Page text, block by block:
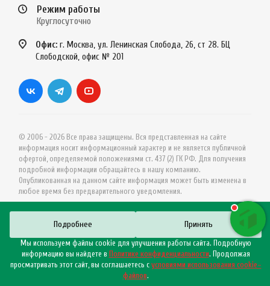
Режим работы
Круглосуточно
Офис: г. Москва, ул. Ленинская Слобода, 26, ст 28. БЦ
Слободской, офис № 201
© 2006 - 2026 Все права защищены. Вся представленная на сайте
информация носит информационный характер и не является публичной
офертой, определяемой положениями ст. 437 (2) ГК РФ. Для получения
подробной информации обращайтесь в нашу компанию.
Опубликованная на данном сайте информация может быть изменена в
любое время без предварительного уведомления.
Подробнее Принять
Мы используем файлы cookie для улучшения работы сайта. Подробную
информацию вы найдете в Политике конфиденциальности. Продолжая
просматривать этот сайт, вы соглашаетесь с условиями использования cookie–
файлов.